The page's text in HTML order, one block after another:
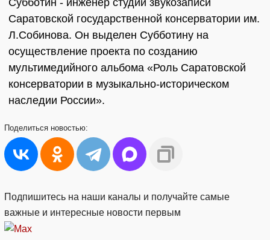
Субботин - инженер студии звукозаписи
Саратовской государственной консерватории им.
Л.Собинова. Он выделен Субботину на
осуществление проекта по созданию
мультимедийного альбома «Роль Саратовской
консерватории в музыкально-историческом
наследии России».
Поделиться новостью:
Подпишитесь на наши каналы и получайте самые
важные и интересные новости первым